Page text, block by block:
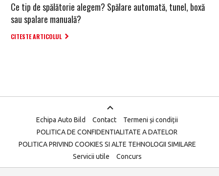
Ce tip de spălătorie alegem? Spălare automată, tunel, boxă
sau spalare manuală?
CITESTE ARTICOLUL
Echipa Auto Bild Contact
Termeni și condiții
POLITICA DE CONFIDENTIALITATE A DATELOR
POLITICA PRIVIND COOKIES SI ALTE TEHNOLOGII SIMILARE
Servicii utile
Concurs